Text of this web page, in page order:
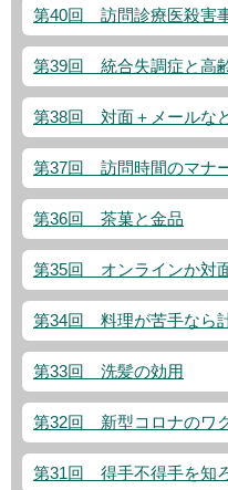
第40回 訪問診療医殺害
第39回 統合失調症と高
第38回 対面＋メールな
第37回 訪問時間のマナ
第36回 茶菓と金品
第35回 オンラインか対
第34回 料理が苦手なら
第33回 洗髪の効用
第32回 新型コロナのワ
第31回 得手不得手を知